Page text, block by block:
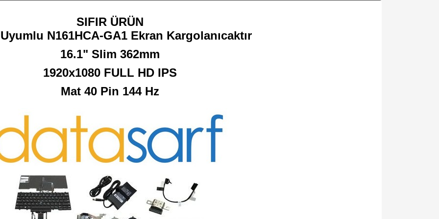
SIFIR ÜRÜN
N161HCA-GA1 Ekran Kargolanıcaktır
16.1" Slim 362mm
1920x1080 FULL HD IPS
Mat 40 Pin 144 Hz